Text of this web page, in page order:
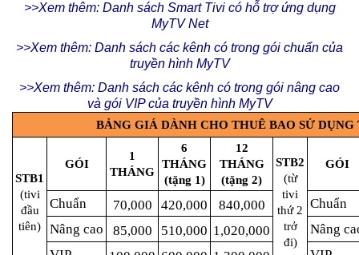
>>Xem thêm: Danh sách Smart Tivi có hỗ trợ ứng dụng
MyTV Net
>>Xem thêm: Danh sách các kênh có trong gói chuẩn của
truyền hình MyTV
>>Xem thêm: Danh sách các kênh có trong gói nâng cao
và gói VIP của truyền hình MyTV
BẢNG GIÁ DÀNH CHO THUÊ BAO SỬ DỤNG
STB1
(tivi
đầu
tiên)
GÓI
1
THÁNG
6
THÁNG
(tặng 1)
12
THÁNG
(tặng 2)
STB2
(từ
tivi
thứ 2
trở
đi)
GÓI
Chuẩn 70,000 420,000 840,000
Chuẩn
Nâng cao
85,000 510,000 1,020,000
Nâng